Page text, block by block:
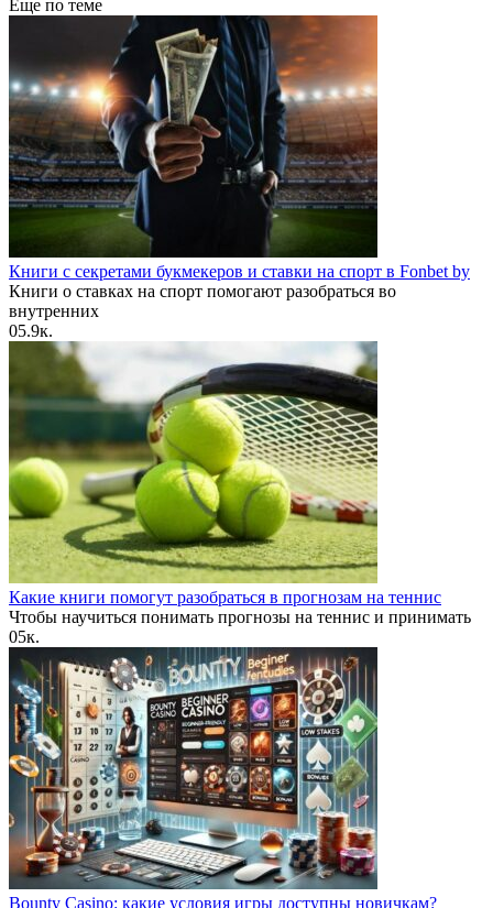
Еще по теме
Книги с секретами букмекеров и ставки на спорт в Fonbet by
Книги о ставках на спорт помогают разобраться во
внутренних
05.9к.
Какие книги помогут разобраться в прогнозам на теннис
Чтобы научиться понимать прогнозы на теннис и принимать
05к.
Bounty Casino: какие условия игры доступны новичкам?